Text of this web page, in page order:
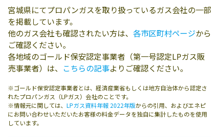
宮城県にてプロパンガスを取り扱っているガス会社の一部
を掲載しています。
他のガス会社も確認されたい方は、 各市区町村ページから
ご確認ください。
各地域のゴールド保安認定事業者（第一号認定LPガス販
売事業者）は、 こちらの記事よりご確認ください。
※ゴールド保安認定事業者とは、経済産業省もしくは地方自治体から認定さ
れたプロパンガス（LPガス）会社のことです。
※情報元に関しては、 LPガス資料年報 2022年版からの引用、およびエネピ
にお問い合わせいただいたお客様の料金データを独自に集計したものを使用
しています。